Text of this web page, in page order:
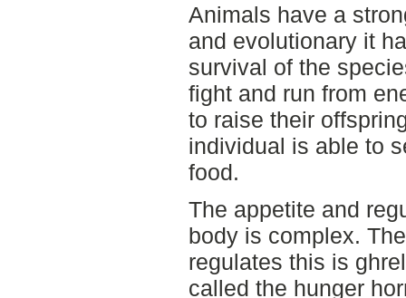
Animals have a
and evolutionary it
survival of the
fight and run from
to raise their
individual is able to
food.
The appetite and
body is complex.
regulates this is
called the hunger